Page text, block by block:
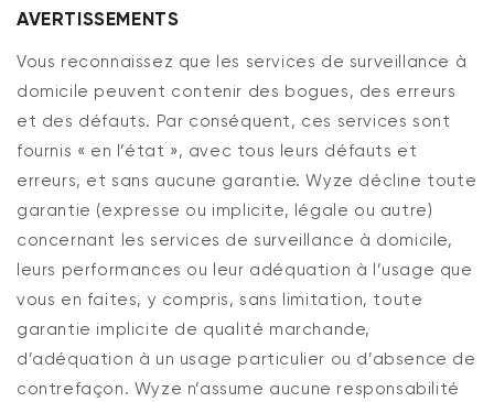
AVERTISSEMENTS
Vous reconnaissez que les services de surveillance à
domicile peuvent contenir des bogues, des erreurs
et des défauts. Par conséquent, ces services sont
fournis « en l’état », avec tous leurs défauts et
erreurs, et sans aucune garantie. Wyze décline toute
garantie (expresse ou implicite, légale ou autre)
concernant les services de surveillance à domicile,
leurs performances ou leur adéquation à l’usage que
vous en faites, y compris, sans limitation, toute
garantie implicite de qualité marchande,
d’adéquation à un usage particulier ou d’absence de
contrefaçon. Wyze n’assume aucune responsabilité